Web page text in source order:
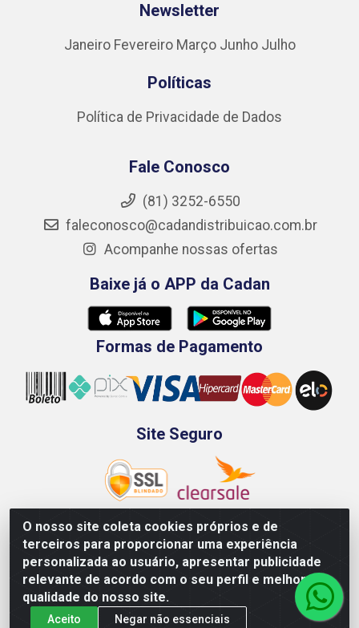
O nosso site coleta cookies próprios e de
terceiros para proporcionar uma experiência
personalizada ao usuário, apresentar publicidade
relevante de acordo com o seu perfil e melhorar a
qualidade do nosso site.
Aceito Negar não essenciais
Newsletter
Janeiro Fevereiro Março Junho Julho
Políticas
Política de Privacidade de Dados
Fale Conosco
(81) 3252-6550
faleconosco@cadandistribuicao.com.br
Acompanhe nossas ofertas
Baixe já o APP da Cadan
Formas de Pagamento
Site Seguro
Rod. BR-101 Sul, Km 73, 4505, Galpão A, Ibura -
Recife/PE - CEP 51240-340 - CNPJ 70.089.974/0001-79